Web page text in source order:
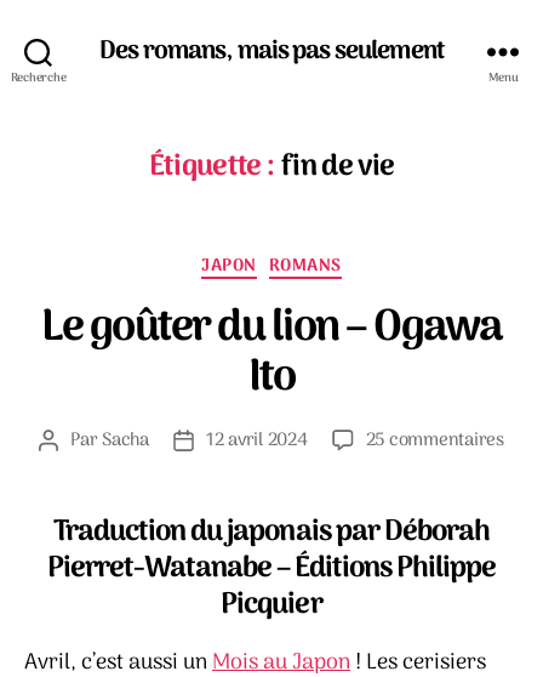
Recherche
Des romans, mais pas seulement
Menu
Étiquette :fin de vie
Catégories
JAPON ROMANS
Le goûter du lion – Ogawa
Ito
Auteur
ParSacha
Date12 avril 2024 25 commentairessur
Traduction du japonais par Déborah
Pierret-Watanabe – Éditions Philippe
Picquier
Avril, c’est aussi unMois au Japon! Les cerisiers